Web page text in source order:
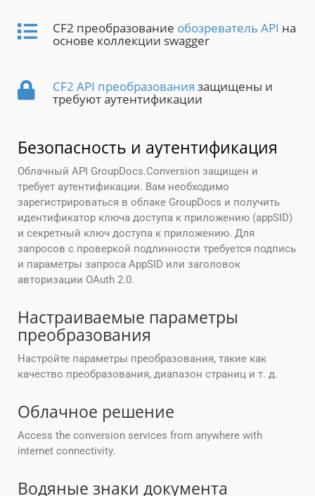
CF2 преобразование обозреватель API на
основе коллекции swagger
CF2 API преобразования защищены и
требуют аутентификации
Безопасность и аутентификация
Облачный API GroupDocs.Conversion защищен и
требует аутентификации. Вам необходимо
зарегистрироваться в облаке GroupDocs и получить
идентификатор ключа доступа к приложению (appSID)
и секретный ключ доступа к приложению. Для
запросов с проверкой подлинности требуется подпись
и параметры запроса AppSID или заголовок
авторизации OAuth 2.0.
Настраиваемые параметры
преобразования
Настройте параметры преобразования, такие как
качество преобразования, диапазон страниц и т. д.
Облачное решение
Access the conversion services from anywhere with
internet connectivity.
Водяные знаки документа